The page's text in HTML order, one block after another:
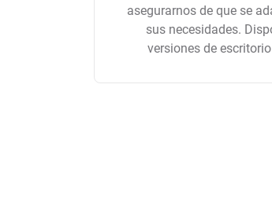
asegurarnos de que se
sus necesidades.
versiones de